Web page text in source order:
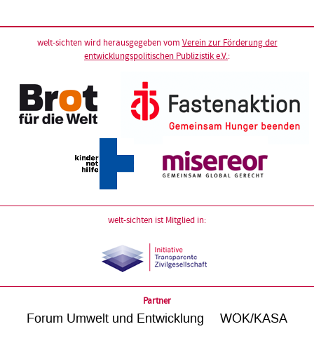
welt-sichten wird herausgegeben vom Verein zur Förderung der
entwicklungspolitischen Publizistik e.V.:
welt-sichten ist Mitglied in:
Partner
Forum Umwelt und Entwicklung WÖK/KASA